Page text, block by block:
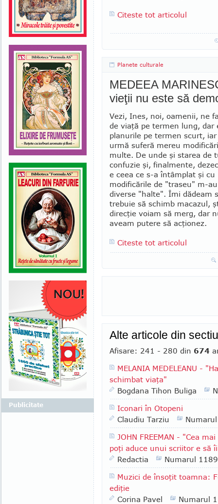
Citeste tot articolul
Planete culturale
MEDEEA
vieţii nu este să
Vezi, Ines, noi, oamenii, ne
de viaţă pe termen lung, dar
planurile pe termen scurt,
urmă suferă mereu
multe. De unde şi starea de
confuzie şi, finalmente,
e ceea ce s-a întâmplat şi
modificările de "traseu" m-
diverse "halte". Îmi dădeam
trebuie să schimb macazul,
direcţie voiam să merg, dar
aveam putere să acţionez.
Citeste tot articolul
Alte articole din
Afisare: 241 - 280 din 674
MELANIA MEDELEANU -
schimbat viaţa"
Bogdana Tihon Buliga
Iconari în Otopeni
Claudiu Tarziu
JOHN FREEMAN - "Cea
poţi aduce unui scriitor e să
Redactia
Numarul 1189
Muzici de însoţit toamna:
ediţie
Corina Pavel
Numarul
Publicitate